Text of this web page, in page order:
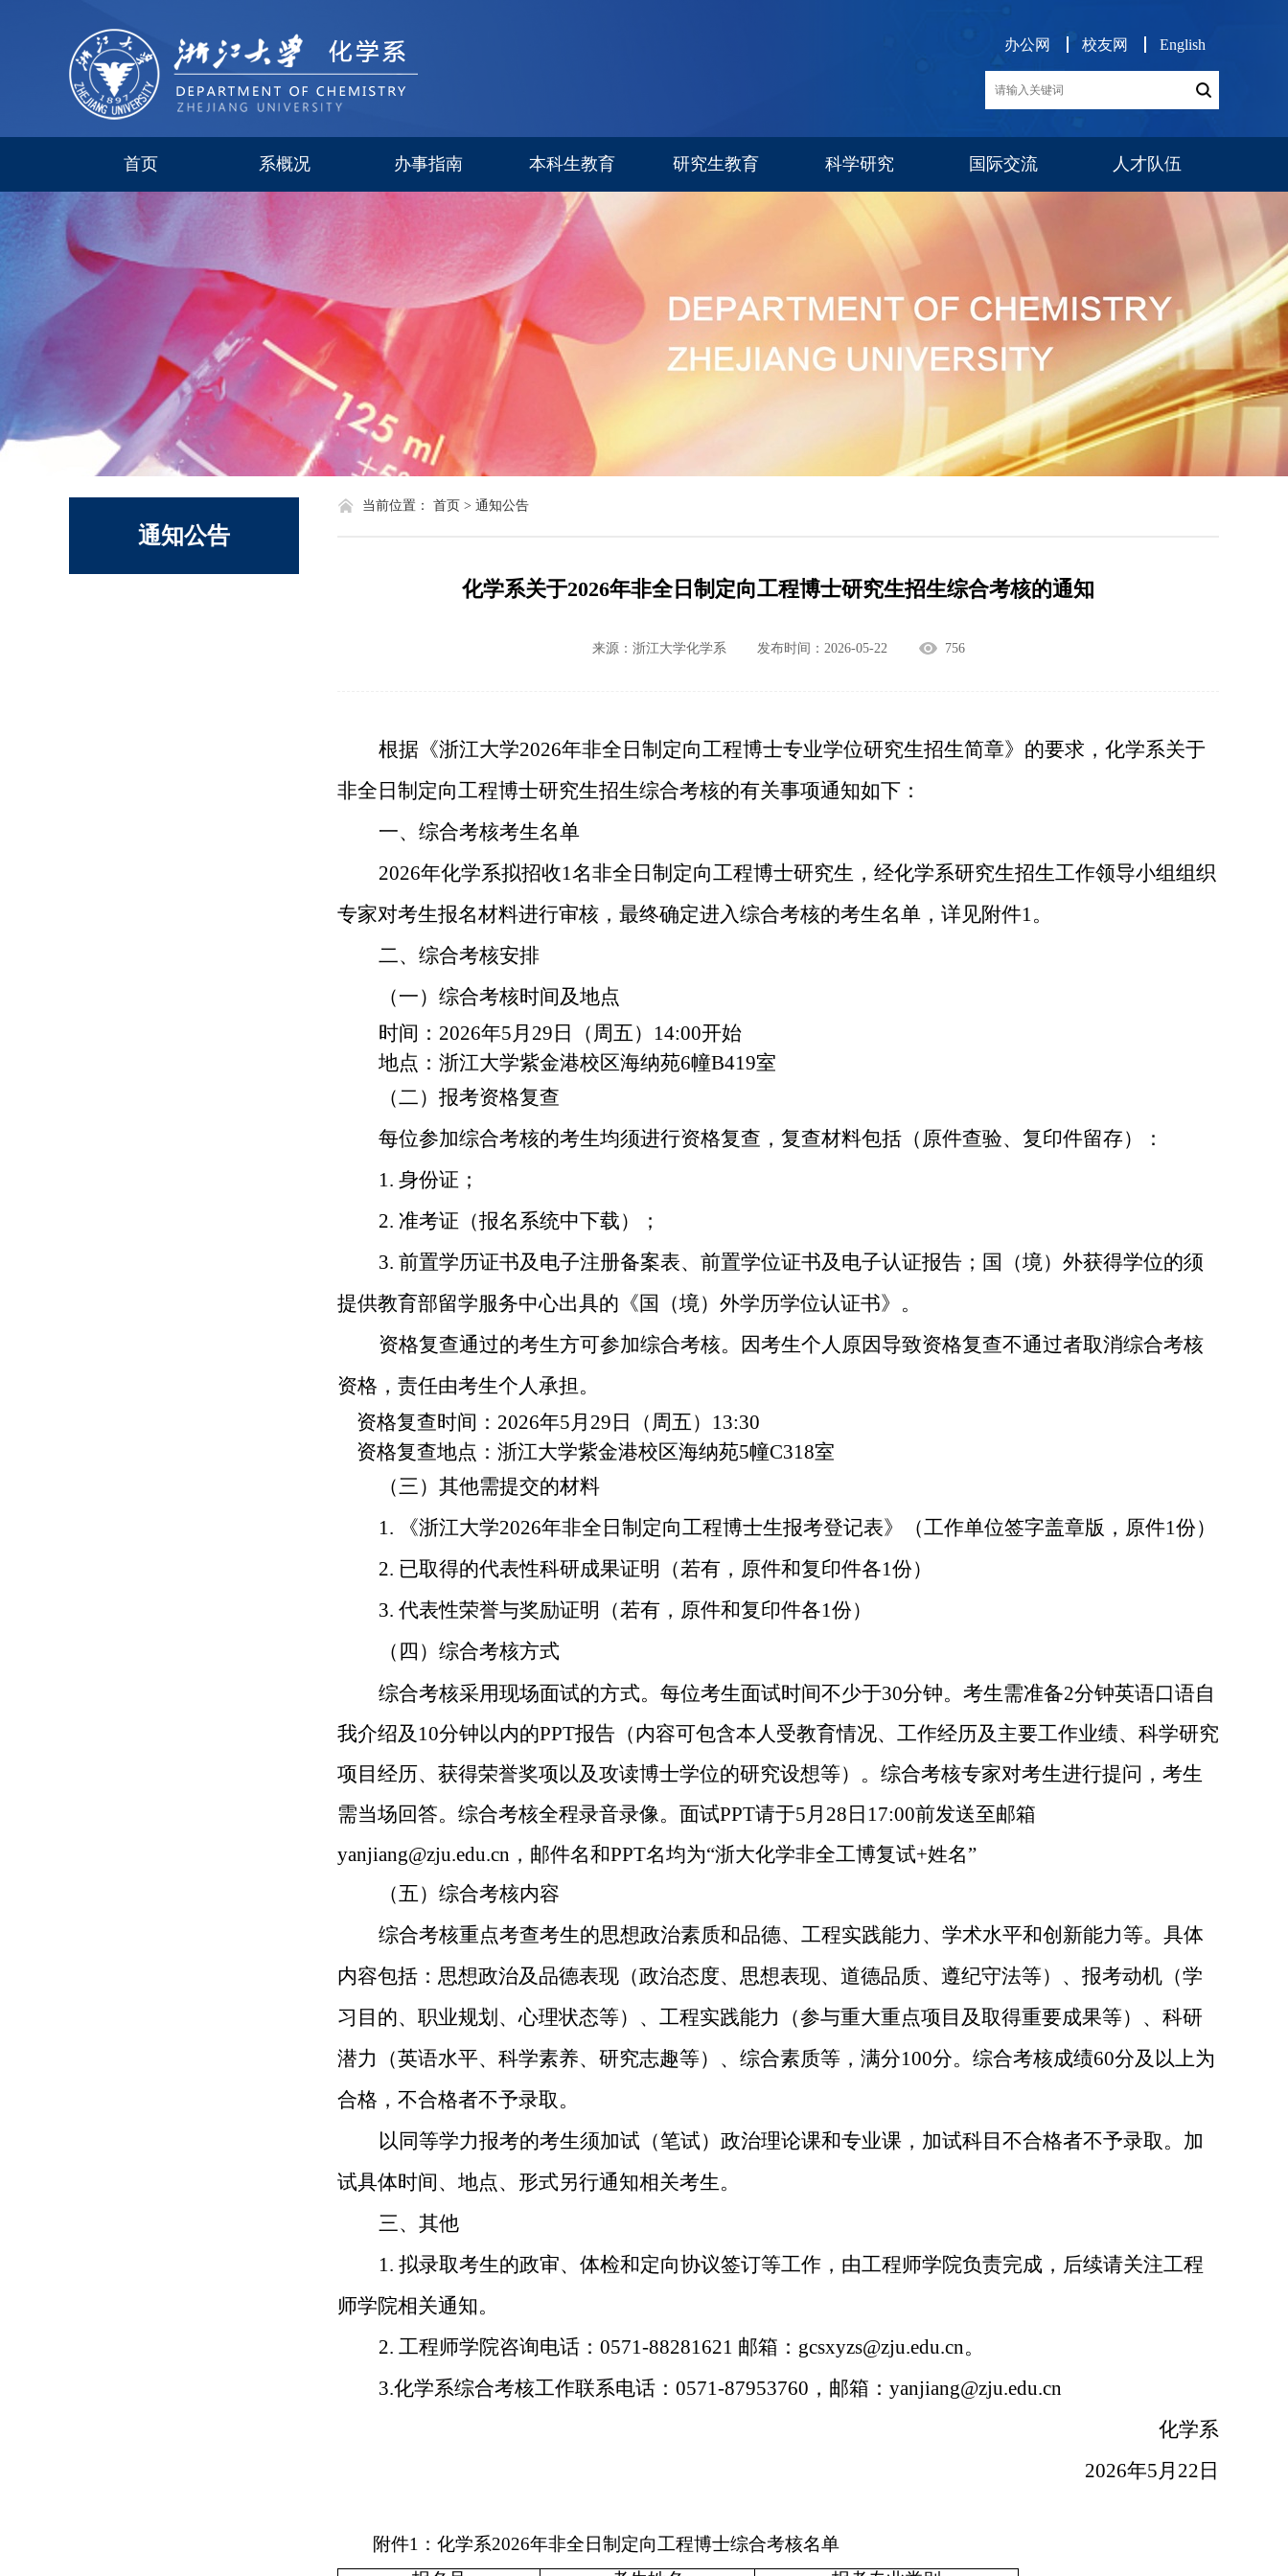
办公网 校友网 English
首页 系概况
现任领导
研究所
委员会
历史沿革
化学系标识
办事指南 本科生教育
专业设置
招生简章
研究生教育
研究生导师
科学研究 国际交流
交流项目
人才队伍
博后工作
队伍建设
人才招聘
通知公告
当前位置： 首页 > 通知公告
化学系关于2026年非全日制定向工程博士研究生招生综合考核的通知
来源：浙江大学化学系 发布时间：2026-05-22 756
根据《浙江大学2026年非全日制定向工程博士专业学位研究生招生简章》的要求，化学系关于
非全日制定向工程博士研究生招生综合考核的有关事项通知如下：
一、 综合考核考生名单
2026年化学系拟招收1名非全日制定向工程博士研究生，经化学系研究生招生工作领导小组组织
专家对考生报名材料进行审核，最终确定进入综合考核的考生名单，详见附件1。
二、 综合考核安排
（一）综合考核时间及地点
时间： 2026年5月 29 日（周五） 14:00开始
地点：浙江大学紫金港校区海纳苑6幢B419室
（二）报考资格复查
每位参加综合考核的考生均须进行资格复查，复查材料包括（原件查验、复印件留存）：
1. 身份证；
2. 准考证（报名系统中下载）；
3. 前置学历证书及电子注册备案表、前置学位证书及电子认证报告；国（境）外获得学位的须
提供教育部留学服务中心出具的《国（境）外学历学位认证书》。
资格复查通过的考生方可参加综合考核。因考生个人原因导致资格复查不通过者取消综合考核
资格，责任由考生个人承担。
资格复查时间： 2026年5月 29 日（周五） 13:30
资格复查地点：浙江大学紫金港校区海纳苑5幢C318室
（三）其他需提交的材料
1.
《浙江大学2026年非全日制定向工程博士生报考登记表》（工作单位签字盖章版，原件1份）
2. 已取得的代表性科研成果证明（若有，原件和复印件各1份）
3. 代表性荣誉与奖励证明（若有，原件和复印件各1份）
（四）综合考核方式
综合考核采用现场面试的方式。每位考生面试时间不少于30分钟。考生需准备2分钟英语口语自
我介绍及 10分钟以内的PPT报告（内容可包含本人受教育情况、工作经历及主要工作业绩、科学研究
项目经历、获得荣誉奖项以及攻读博士学位的研究设想等）。综合考核专家对考生进行提问，考生
需当场回答。综合考核全程录音录像。 面试PPT请于5月 28 日 17:00前发送至邮箱
yanjiang@zju.edu.cn ，邮件名和PPT名均为“浙大化学非全工博复试+姓名”
（五）综合考核内容
综合考核重点考查考生的思想政治素质和品德、工程实践能力、学术水平和创新能力等。具体
内容包括：思想政治及品德表现（政治态度、思想表现、道德品质、遵纪守法等）、报考动机（学
习目的、职业规划、心理状态等）、工程实践能力（参与重大重点项目及取得重要成果等）、科研
潜力（英语水平、科学素养、研究志趣等）、综合素质等，满分100分。综合考核成绩60分及以上为
合格，不合格者不予录取。
以同等学力报考的考生须加试（笔试）政治理论课和专业课， 加试科目不合格者不予录取。 加
试具体时间、地点、形式另行通知相关考生。
三、 其他
1. 拟录取考生的政审、体检和定向协议签订等工作，由工程师学院负责完成，后续请关注工程
师学院相关通知。
2. 工程师学院咨询电话： 0571-88281621 邮箱： gcsxyzs@zju.edu.cn。
3.化学系综合考核工作联系电话： 0571-87953760 ，邮箱： yanjiang@zju.edu.cn
化学系
2026年5月 22 日
附件1 ：化学系2026年非全日制定向工程博士综合考核名单